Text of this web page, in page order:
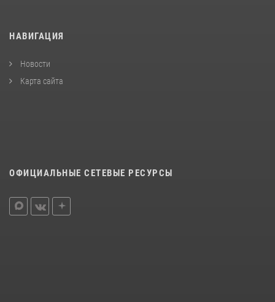
НАВИГАЦИЯ
Новости
Карта сайта
ОФИЦИАЛЬНЫЕ СЕТЕВЫЕ РЕСУРСЫ